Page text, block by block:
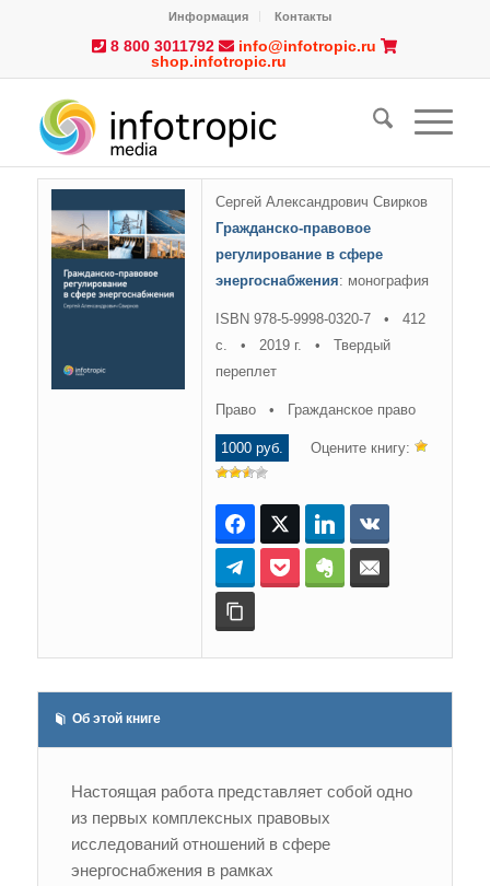
Информация Контакты
8 800 3011792
info@infotropic.ru
shop.infotropic.ru
Сергей Александрович Свирков
Гражданско-правовое
регулирование в сфере
энергоснабжения: монография
ISBN 978-5-9998-0320-7 • 412
с. • 2019 г. • Твердый
переплет
Право • Гражданское право
1000 руб. Оцените книгу:
FacebookTwitter LinkedIn
TelegramPocket Evernote
Об этой книге
Настоящая работа представляет собой одно
из первых комплексных правовых
исследований отношений в сфере
энергоснабжения в рамках